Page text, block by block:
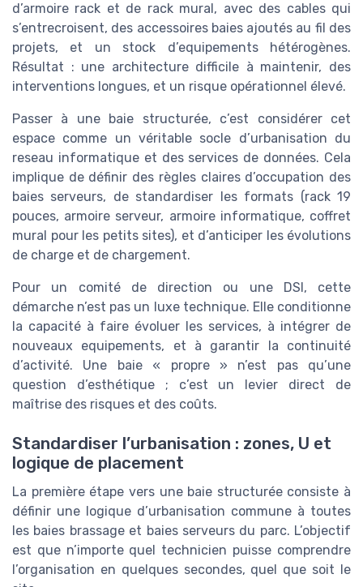
d’armoire rack et de rack mural, avec des cables qui
s’entrecroisent, des accessoires baies ajoutés au fil des
projets, et un stock d’equipements hétérogènes.
Résultat : une architecture difficile à maintenir, des
interventions longues, et un risque opérationnel élevé.
Passer à une baie structurée, c’est considérer cet
espace comme un véritable socle d’urbanisation du
reseau informatique et des services de données. Cela
implique de définir des règles claires d’occupation des
baies serveurs, de standardiser les formats (rack 19
pouces, armoire serveur, armoire informatique, coffret
mural pour les petits sites), et d’anticiper les évolutions
de charge et de chargement.
Pour un comité de direction ou une DSI, cette
démarche n’est pas un luxe technique. Elle conditionne
la capacité à faire évoluer les services, à intégrer de
nouveaux equipements, et à garantir la continuité
d’activité. Une baie « propre » n’est pas qu’une
question d’esthétique ; c’est un levier direct de
maîtrise des risques et des coûts.
Standardiser l’urbanisation : zones, U et
logique de placement
La première étape vers une baie structurée consiste à
définir une logique d’urbanisation commune à toutes
les baies brassage et baies serveurs du parc. L’objectif
est que n’importe quel technicien puisse comprendre
l’organisation en quelques secondes, quel que soit le